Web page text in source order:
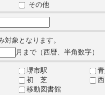
その他
象となります。
月まで（西暦、半角数字）
堺市駅
初 芝 西
移動図書館